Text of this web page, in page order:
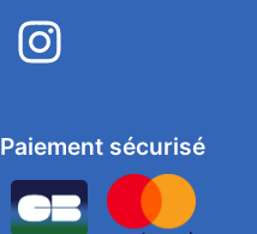
Paiement sécurisé